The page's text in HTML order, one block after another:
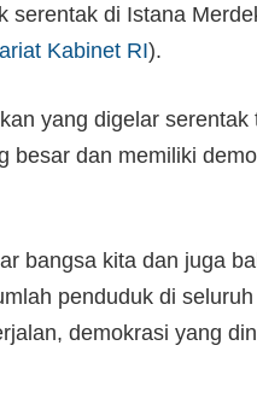
serentak di Istana
Kabinet RI).
yang digelar serentak
besar dan memiliki
bangsa kita dan juga
penduduk di
demokrasi yang